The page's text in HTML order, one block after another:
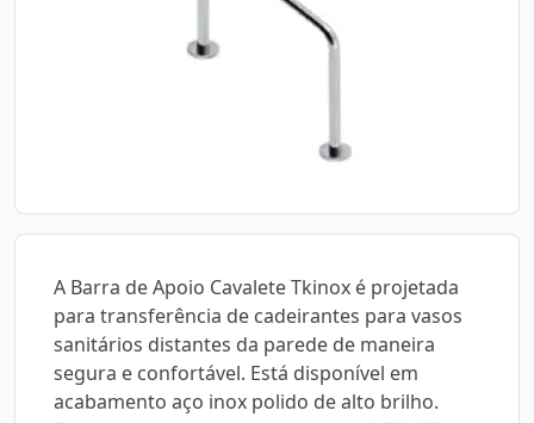
A Barra de Apoio Cavalete Tkinox é projetada
para transferência de cadeirantes para vasos
sanitários distantes da parede de maneira
segura e confortável. Está disponível em
acabamento aço inox polido de alto brilho.